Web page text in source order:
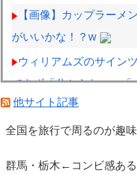
【画像】カップラーメ
がいいかな！？w
ウィリアムズのサイン
できず「分からない」「
かも言えない」
キャデラックF1、致命
他サイト記事
全国を旅行で周るのが趣
群馬・栃木←コンビ感あ